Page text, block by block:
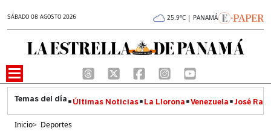
SÁBADO 08 AGOSTO 2026 25.9°C | PANAMÁ
Últimas Noticias La Llorona Venezuela José
Inicio> Deportes